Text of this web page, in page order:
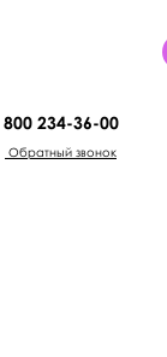
800 234-36-00
Обратный звонок